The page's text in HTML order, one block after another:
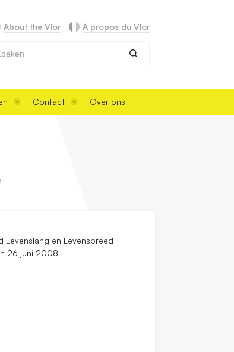
About the Vlor À propos du Vlor
Contact Over ons
Levenslang en Levensbreed
26 juni 2008